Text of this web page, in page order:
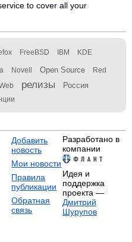
to cover all your
FreeBSD IBM KDE
Novell Open Source Red
релизы Россия
Добавить
новость
Мои новости
Правила
публикации
Обратная
связь
Разработано в
компании
Идея и
поддержка
проекта —
Дмитрий
Шурупов